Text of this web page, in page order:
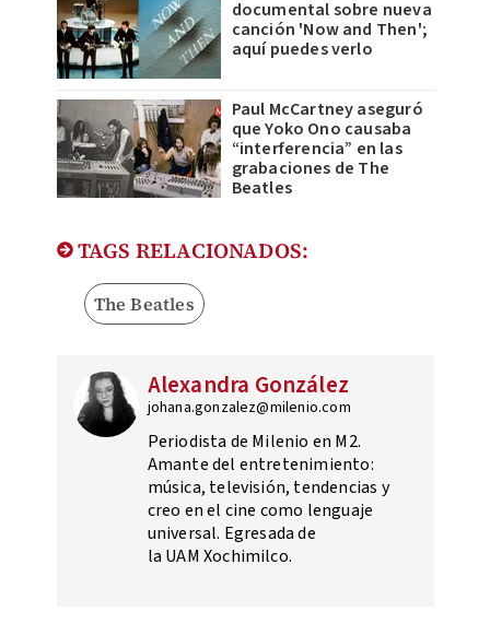
documental sobre nueva
canción 'Now and Then';
aquí puedes verlo
Paul McCartney aseguró
que Yoko Ono causaba
“interferencia” en las
grabaciones de The
Beatles
TAGS RELACIONADOS:
The Beatles
Alexandra González
johana.gonzalez@milenio.com
Periodista de Milenio en M2.
Amante del entretenimiento:
música, televisión, tendencias y
creo en el cine como lenguaje
universal. Egresada de
la UAM Xochimilco.